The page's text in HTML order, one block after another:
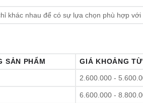
khác nhau để có sự lựa chọn phù hợp với
SẢN PHẨM GIÁ KHOẢNG
2.600.000 -
6.600.000 -